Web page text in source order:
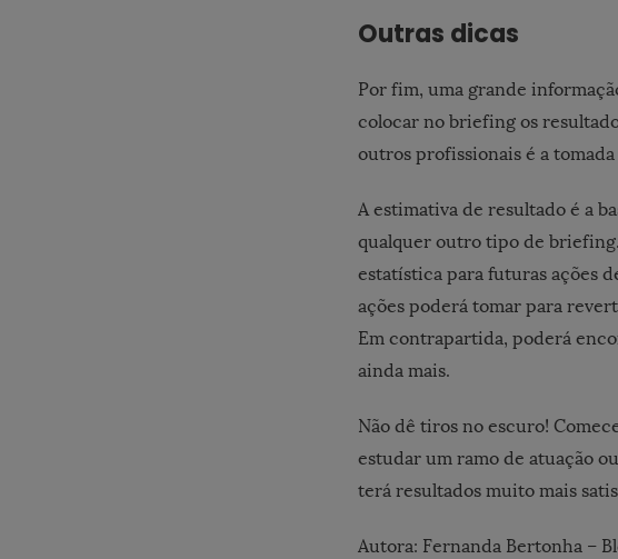
Outras dicas
Por fim, uma grande
colocar no briefing os
outros profissionais é a
A estimativa de resultado é a
qualquer outro tipo de briefing.
estatística para futuras ações
ações poderá tomar para
Em contrapartida, poderá
ainda mais.
Não dê tiros no escuro!
estudar um ramo de atuação
terá resultados muito mais
Autora: Fernanda Bertonha –